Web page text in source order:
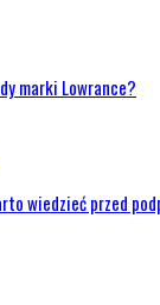
marki Lowrance?
wiedzieć przed